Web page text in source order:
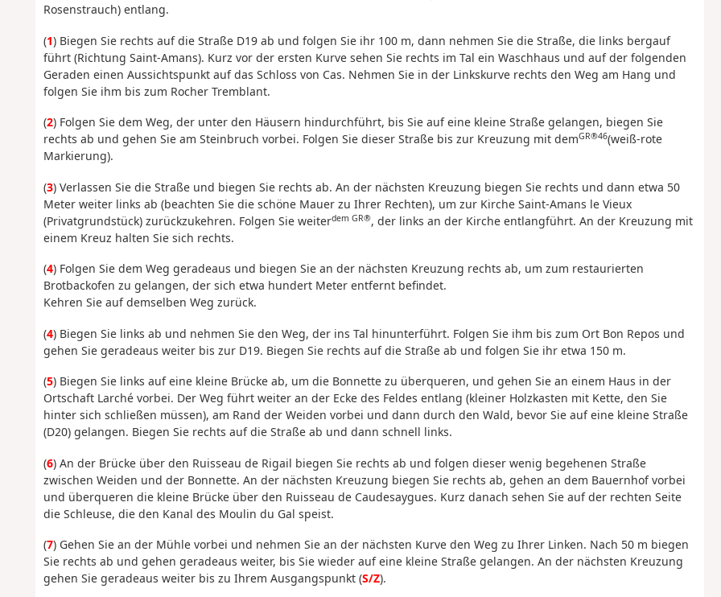
Rosenstrauch) entlang.
(1) Biegen Sie rechts auf die Straße D19 ab und folgen Sie ihr 100 m, dann nehmen Sie die Straße, die links bergauf
führt (Richtung Saint-Amans). Kurz vor der ersten Kurve sehen Sie rechts im Tal ein Waschhaus und auf der folgenden
Geraden einen Aussichtspunkt auf das Schloss von Cas. Nehmen Sie in der Linkskurve rechts den Weg am Hang und
folgen Sie ihm bis zum Rocher Tremblant.
(2) Folgen Sie dem Weg, der unter den Häusern hindurchführt, bis Sie auf eine kleine Straße gelangen, biegen Sie
rechts ab und gehen Sie am Steinbruch vorbei. Folgen Sie dieser Straße bis zur Kreuzung mit demGR®46(weiß-rote
Markierung).
(3) Verlassen Sie die Straße und biegen Sie rechts ab. An der nächsten Kreuzung biegen Sie rechts und dann etwa 50
Meter weiter links ab (beachten Sie die schöne Mauer zu Ihrer Rechten), um zur Kirche Saint-Amans le Vieux
(Privatgrundstück) zurückzukehren. Folgen Sie weiterdem GR®, der links an der Kirche entlangführt. An der Kreuzung mit
einem Kreuz halten Sie sich rechts.
(4) Folgen Sie dem Weg geradeaus und biegen Sie an der nächsten Kreuzung rechts ab, um zum restaurierten
Brotbackofen zu gelangen, der sich etwa hundert Meter entfernt befindet.
Kehren Sie auf demselben Weg zurück.
(4) Biegen Sie links ab und nehmen Sie den Weg, der ins Tal hinunterführt. Folgen Sie ihm bis zum Ort Bon Repos und
gehen Sie geradeaus weiter bis zur D19. Biegen Sie rechts auf die Straße ab und folgen Sie ihr etwa 150 m.
(5) Biegen Sie links auf eine kleine Brücke ab, um die Bonnette zu überqueren, und gehen Sie an einem Haus in der
Ortschaft Larché vorbei. Der Weg führt weiter an der Ecke des Feldes entlang (kleiner Holzkasten mit Kette, den Sie
hinter sich schließen müssen), am Rand der Weiden vorbei und dann durch den Wald, bevor Sie auf eine kleine Straße
(D20) gelangen. Biegen Sie rechts auf die Straße ab und dann schnell links.
(6) An der Brücke über den Ruisseau de Rigail biegen Sie rechts ab und folgen dieser wenig begehenen Straße
zwischen Weiden und der Bonnette. An der nächsten Kreuzung biegen Sie rechts ab, gehen an dem Bauernhof vorbei
und überqueren die kleine Brücke über den Ruisseau de Caudesaygues. Kurz danach sehen Sie auf der rechten Seite
die Schleuse, die den Kanal des Moulin du Gal speist.
(7) Gehen Sie an der Mühle vorbei und nehmen Sie an der nächsten Kurve den Weg zu Ihrer Linken. Nach 50 m biegen
Sie rechts ab und gehen geradeaus weiter, bis Sie wieder auf eine kleine Straße gelangen. An der nächsten Kreuzung
gehen Sie geradeaus weiter bis zu Ihrem Ausgangspunkt (S/Z).